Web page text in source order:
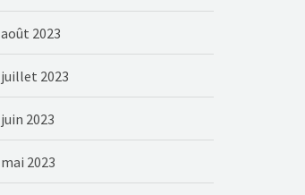
août 2023
juillet 2023
juin 2023
mai 2023